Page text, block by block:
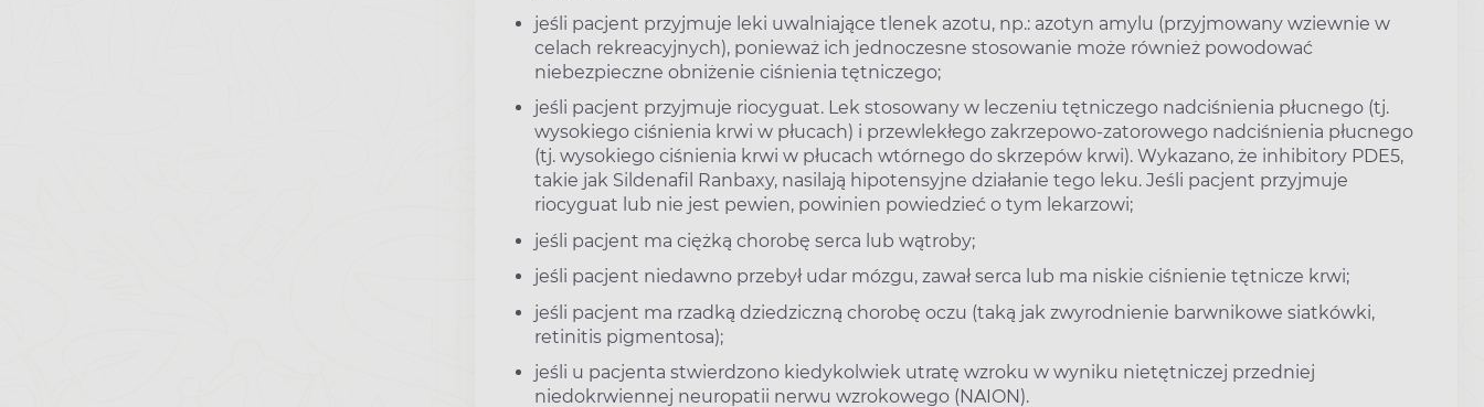
jeśli pacjent przyjmuje leki uwalniające tlenek azotu, np.: azotyn amylu (przyjmowany wziewnie w
celach rekreacyjnych), ponieważ ich jednoczesne stosowanie może również powodować
niebezpieczne obniżenie ciśnienia tętniczego;
jeśli pacjent przyjmuje riocyguat. Lek stosowany w leczeniu tętniczego nadciśnienia płucnego (tj.
wysokiego ciśnienia krwi w płucach) i przewlekłego zakrzepowo-zatorowego nadciśnienia płucnego
(tj. wysokiego ciśnienia krwi w płucach wtórnego do skrzepów krwi). Wykazano, że inhibitory PDE5,
takie jak Sildenafil Ranbaxy, nasilają hipotensyjne działanie tego leku. Jeśli pacjent przyjmuje
riocyguat lub nie jest pewien, powinien powiedzieć o tym lekarzowi;
jeśli pacjent ma ciężką chorobę serca lub wątroby;
jeśli pacjent niedawno przebył udar mózgu, zawał serca lub ma niskie ciśnienie tętnicze krwi;
jeśli pacjent ma rzadką dziedziczną chorobę oczu (taką jak zwyrodnienie barwnikowe siatkówki,
retinitis pigmentosa);
jeśli u pacjenta stwierdzono kiedykolwiek utratę wzroku w wyniku nietętniczej przedniej
niedokrwiennej neuropatii nerwu wzrokowego (NAION).